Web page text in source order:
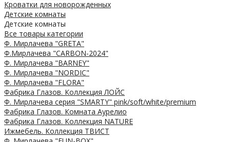
Кроватки для новорожденных
Детские комнаты
Детские комнаты
Все товары категории
Ф. Мирлачева "GRETA"
Ф.Мирлачева "CARBON-2024"
Ф. Мирлачева "BARNEY"
Ф. Мирлачева "NORDIC"
Ф. Мирлачева "FLORA"
Фабрика Глазов. Коллекция ЛОЙС
Ф. Мирлачева серия "SMARTY" pink/soft/white/premium
Фабрика Глазов. Комната Аурелио
Фабрика Глазов. Коллекция NATURE
Ижмебель. Коллекция ТВИСТ